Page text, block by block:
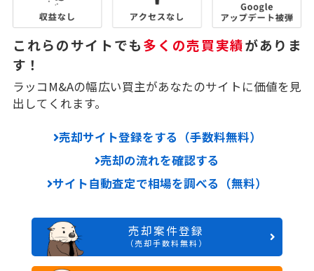
これらのサイトでも多くの売買実績がありま
す！
ラッコM&Aの幅広い買主があなたのサイトに価値を見
出してくれます。
売却サイト登録をする（手数料無料）
売却の流れを確認する
サイト自動査定で相場を調べる（無料）
売却案件登録
（売却手数料無料）